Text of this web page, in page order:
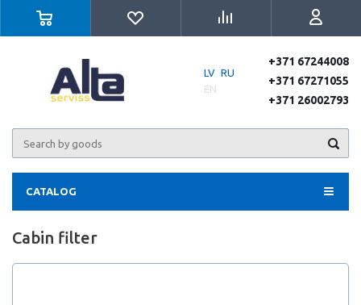
LV RU
EN
+371 67244008
+371 67271055
+371 26002793
CATALOG
Cabin filter